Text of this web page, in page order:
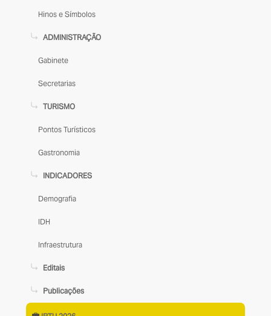
Hinos e Símbolos
ADMINISTRAÇÃO
Gabinete
Secretarias
TURISMO
Pontos Turísticos
Gastronomia
INDICADORES
Demografia
IDH
Infraestrutura
Editais
Publicações